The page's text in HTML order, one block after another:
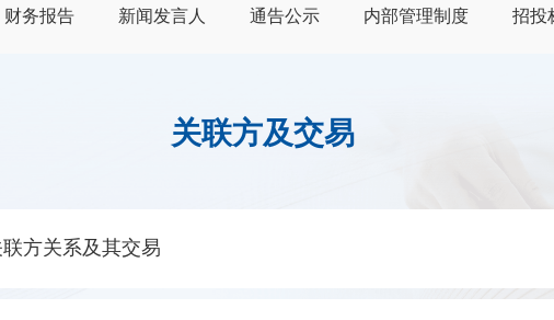
财务报告 新闻发言人 通告公示 内部管理制度 招投
关联方及交易
方关系及其交易